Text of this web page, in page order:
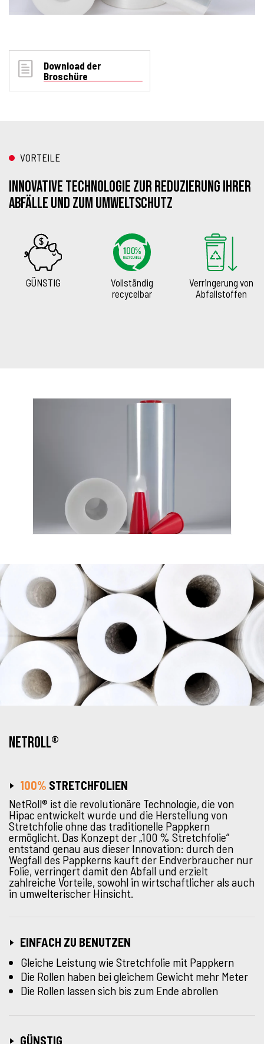
Download der
Broschüre
VORTEILE
INNOVATIVE TECHNOLOGIE ZUR REDUZIERUNG IHRER
ABFÄLLE UND ZUM UMWELTSCHUTZ
GÜNSTIG
Vollständig
recycelbar
Verringerung von
Abfallstoffen
NETROLL®
100% STRETCHFOLIEN
NetRoll® ist die revolutionäre Technologie, die von
Hipac entwickelt wurde und die Herstellung von
Stretchfolie ohne das traditionelle Pappkern
ermöglicht. Das Konzept der „100 % Stretchfolie”
entstand genau aus dieser Innovation: durch den
Wegfall des Pappkerns kauft der Endverbraucher nur
Folie, verringert damit den Abfall und erzielt
zahlreiche Vorteile, sowohl in wirtschaftlicher als auch
in umwelterischer Hinsicht.
EINFACH ZU BENUTZEN
Gleiche Leistung wie Stretchfolie mit Pappkern
Die Rollen haben bei gleichem Gewicht mehr Meter
Die Rollen lassen sich bis zum Ende abrollen
GÜNSTIG